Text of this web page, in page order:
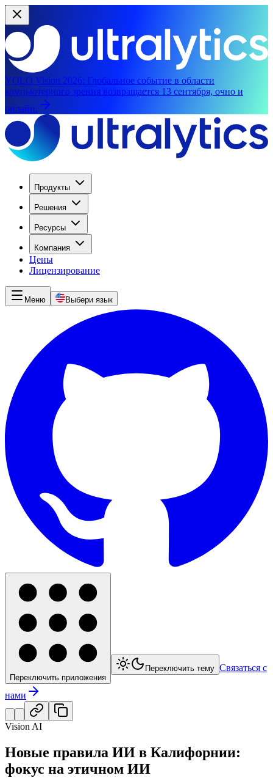
YOLO Vision 2026: Глобальное событие в области
компьютерного зрения возвращается 13 сентября, очно и
онлайн.
Продукты
Решения
Ресурсы
Компания
Цены
Лицензирование
Меню Выбери язык
Переключить приложения
Переключить тему Связаться с
нами
Vision AI
Новые правила ИИ в Калифорнии:
фокус на этичном ИИ